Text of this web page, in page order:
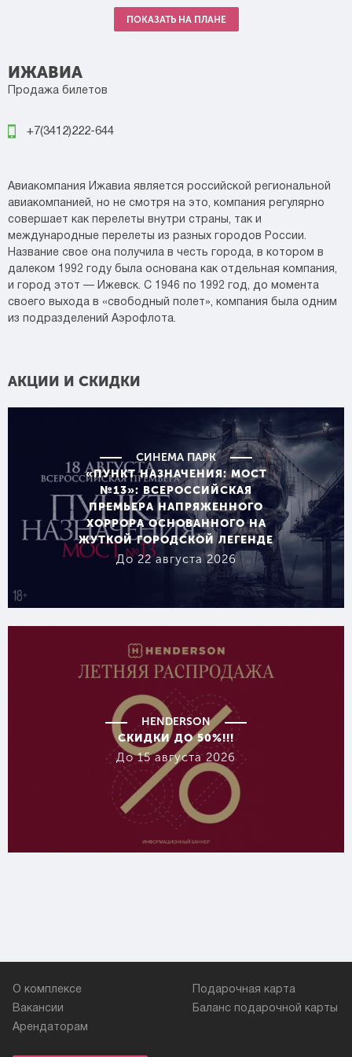
ПОКАЗАТЬ НА ПЛАНЕ
ИЖАВИА
Продажа билетов
+7(3412)222-644
Авиакомпания Ижавиа является российской региональной
авиакомпанией, но не смотря на это, компания регулярно
совершает как перелеты внутри страны, так и
международные перелеты из разных городов России.
Название свое она получила в честь города, в котором в
далеком 1992 году была основана как отдельная компания,
и город этот — Ижевск. С 1946 по 1992 год, до момента
своего выхода в «свободный полет», компания была одним
из подразделений Аэрофлота.
АКЦИИ И СКИДКИ
СИНЕМА ПАРК
«ПУНКТ НАЗНАЧЕНИЯ: МОСТ
№13»: ВСЕРОССИЙСКАЯ
ПРЕМЬЕРА НАПРЯЖЕННОГО
ХОРРОРА ОСНОВАННОГО НА
ЖУТКОЙ ГОРОДСКОЙ ЛЕГЕНДЕ
До 22 августа 2026
HENDERSON
СКИДКИ ДО 50%!!!
До 15 августа 2026
О комплексе
Вакансии
Арендаторам
Подарочная карта
Баланс подарочной карты